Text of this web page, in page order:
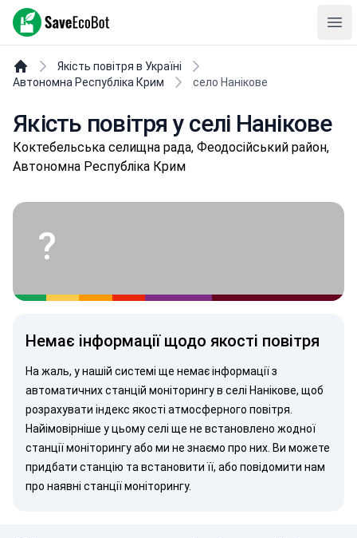
SaveEcoBot
Якість повітря в Україні
Автономна Республіка Крим
село Нанікове
Якість повітря у селі Нанікове
Коктебельська селищна рада, Феодосійський район,
Автономна Республіка Крим
?
Немає інформації щодо якості повітря
На жаль, у нашій системі ще немає інформації з
автоматичних станцій моніторингу в селі Нанікове, щоб
розрахувати індекс якості атмосферного повітря.
Найімовірніше у цьому селі ще не встановлено жодної
станції моніторингу або ми не знаємо про них. Ви можете
придбати станцію та встановити її, або повідомити нам
про наявні станції моніторингу.